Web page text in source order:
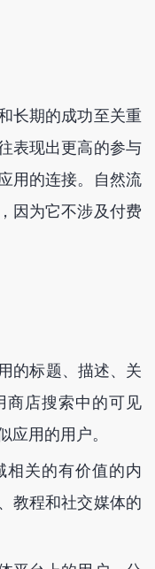
长期的成功至关重
表现出更高的参与
用的连接。自然流
因为它不涉及付费
的标题、描述、关
商店搜索中的可见
用的用户。
相关的有价值的内
教程和社交媒体的